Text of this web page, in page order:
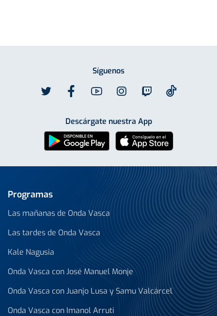
Síguenos
Descárgate nuestra App
Programas
Las mañanas de Onda Vasca
Las tardes de Onda Vasca
Kale Nagusia
Onda Vasca con José Manuel Monje
Onda Vasca con Juanjo Lusa y Samu Valcárcel
Onda Vasca con Imanol Arruti